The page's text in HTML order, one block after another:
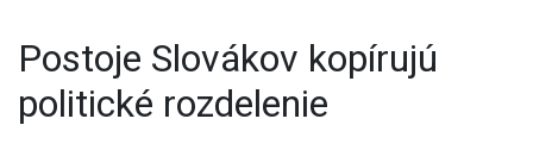
Postoje Slovákov kopírujú
politické rozdelenie